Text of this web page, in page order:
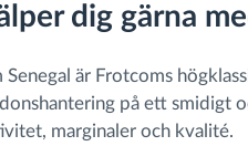
dig gärna
Senegal är Frotcoms
på ett smidigt
marginaler och kvalité.